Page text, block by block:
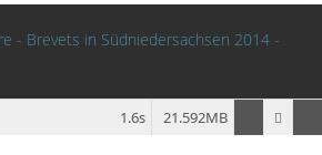
- Brevets in Südniedersachsen 2014 -
21.592MB
1.6s